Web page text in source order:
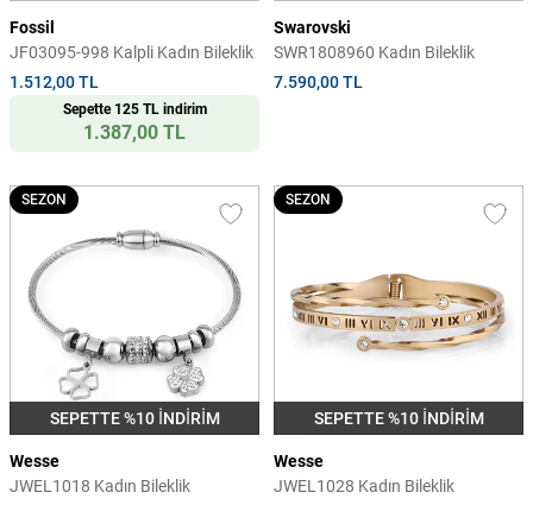
Fossil
JF03095-998 Kalpli Kadın Bileklik
1.512,00 TL
Sepette 125 TL indirim
1.387,00 TL
Swarovski
SWR1808960 Kadın Bileklik
7.590,00 TL
SEPETTE %10 İNDİRİM
SEZON
Wesse
JWEL1018 Kadın Bileklik
SEPETTE %10 İNDİRİM
SEZON
Wesse
JWEL1028 Kadın Bileklik